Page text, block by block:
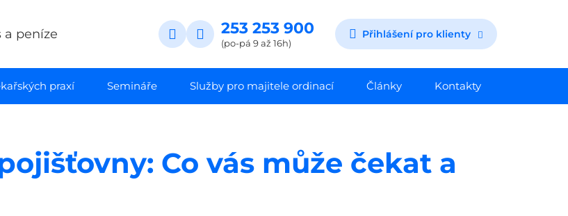
a peníze 253 253 900
(po-pá 9 až 16h)
Přihlášení pro klienty
praxí Semináře Služby pro majitele ordinací Články Kontakty
Co vás může čekat a